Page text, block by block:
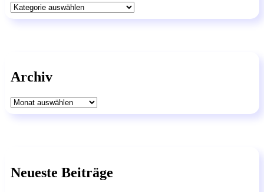
Kategorien
Archiv
Archiv
Neueste Beiträge